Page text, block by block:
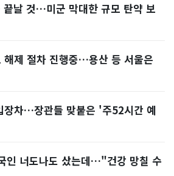
날 것…미군 막대한 규모 탄약 보
해제 절차 진행중…용산 등 서울은
장차…장관들 맞붙은 '주52시간 예
인 너도나도 샀는데…"건강 망칠 수